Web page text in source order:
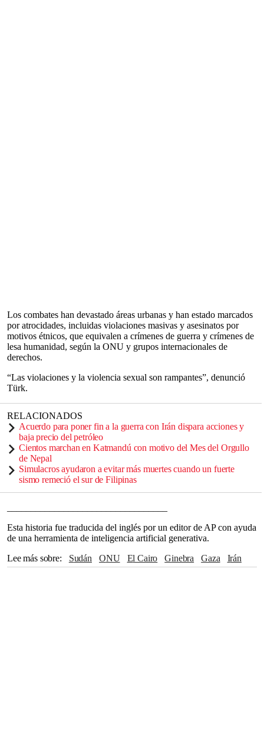
Los combates han devastado áreas urbanas y han estado marcados
por atrocidades, incluidas violaciones masivas y asesinatos por
motivos étnicos, que equivalen a crímenes de guerra y crímenes de
lesa humanidad, según la ONU y grupos internacionales de
derechos.
“Las violaciones y la violencia sexual son rampantes”, denunció
Türk.
RELACIONADOS
Acuerdo para poner fin a la guerra con Irán dispara acciones y
baja precio del petróleo
Cientos marchan en Katmandú con motivo del Mes del Orgullo
de Nepal
Simulacros ayudaron a evitar más muertes cuando un fuerte
sismo remeció el sur de Filipinas
Esta historia fue traducida del inglés por un editor de AP con ayuda
de una herramienta de inteligencia artificial generativa.
Lee más sobre
Sudán ONU El Cairo Ginebra Gaza Irán